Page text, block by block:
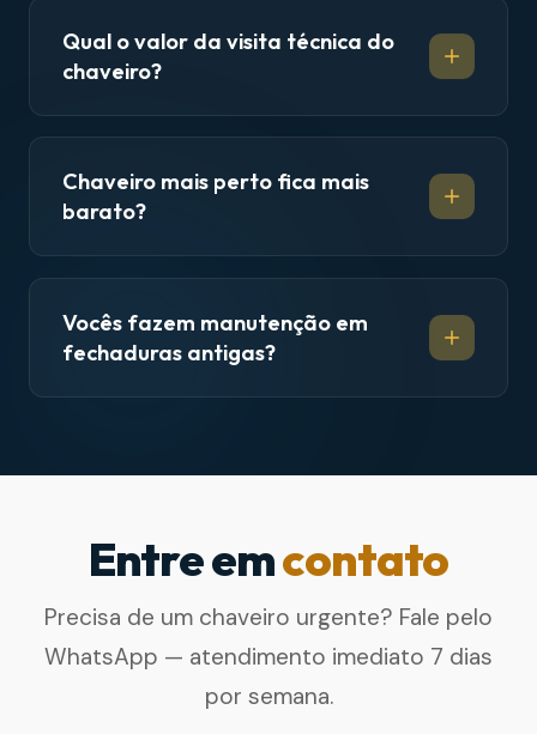
Qual o valor da visita técnica do
chaveiro?
Chaveiro mais perto fica mais
barato?
Vocês fazem manutenção em
fechaduras antigas?
Entre emcontato
Precisa de um chaveiro urgente? Fale pelo
WhatsApp — atendimento imediato 7 dias
por semana.